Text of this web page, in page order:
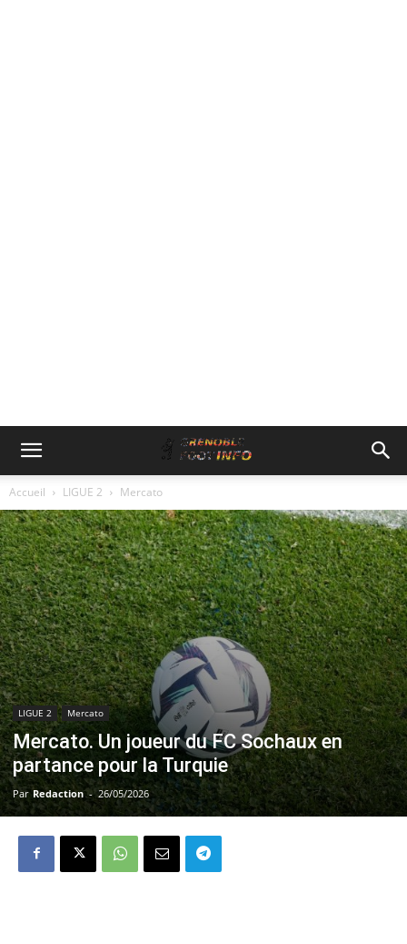
Accueil LIGUE 2 Mercato
LIGUE 2 Mercato
Mercato. Un joueur du FC Sochaux en
partance pour la Turquie
Par Redaction - 26/05/2026